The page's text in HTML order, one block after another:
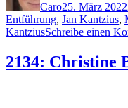
Caro25. März 2022
Entführung, Jan Kantzius,
KantziusSchreibe einen
2134: Christine